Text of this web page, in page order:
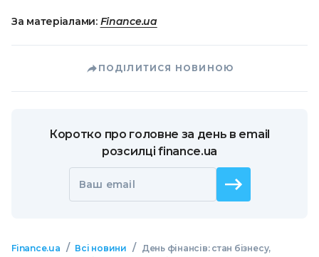
За матеріалами: Finance.ua
ПОДІЛИТИСЯ НОВИНОЮ
Коротко про головне за день в email
розсилці finance.ua
Ваш email
Finance.ua / Всі новини /
День фінансів: стан бізнесу,